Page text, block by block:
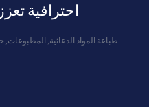
احترافية
طباعة المواد الدعائية, المطبوعات,